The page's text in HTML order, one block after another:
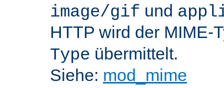
image/gif und
HTTP wird der MIME-
Type übermittelt.
Siehe: mod_mime